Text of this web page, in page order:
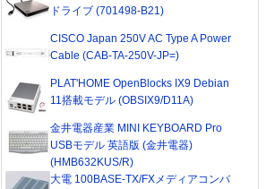
ドライブ (701498-B21)
CISCO Japan 250V AC Type A Power
Cable (CAB-TA-250V-JP=)
PLAT'HOME OpenBlocks IX9 Debian
11搭載モデル (OBSIX9/D11A)
金井電器産業 MINI KEYBOARD Pro
USBモデル 英語版 (金井電器)
(HMB632KUS/R)
大電 100BASE-TX/FXメディアコンバ